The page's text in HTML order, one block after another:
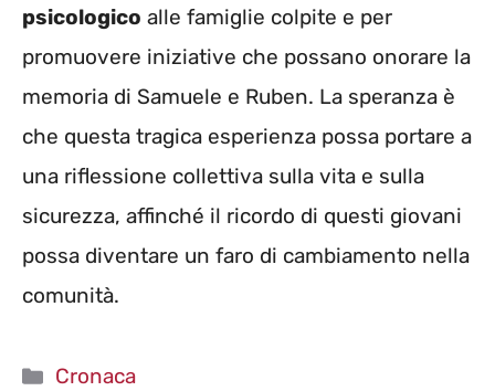
psicologico alle famiglie colpite e per
promuovere iniziative che possano onorare la
memoria di Samuele e Ruben. La speranza è
che questa tragica esperienza possa portare a
una riflessione collettiva sulla vita e sulla
sicurezza, affinché il ricordo di questi giovani
possa diventare un faro di cambiamento nella
comunità.
Categorie
Cronaca